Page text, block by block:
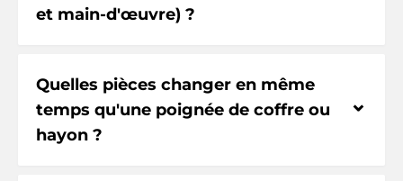
et main-d'œuvre) ?
Quelles pièces changer en même
temps qu'une poignée de coffre ou
hayon ?
⌃